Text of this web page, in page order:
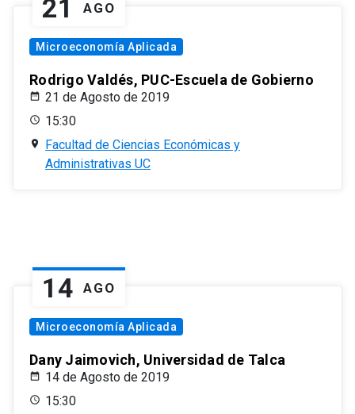
21 AGO
Microeconomía Aplicada
Rodrigo Valdés, PUC-Escuela de Gobierno
21 de Agosto de 2019
15:30
Facultad de Ciencias Económicas y
Administrativas UC
14 AGO
Microeconomía Aplicada
Dany Jaimovich, Universidad de Talca
14 de Agosto de 2019
15:30